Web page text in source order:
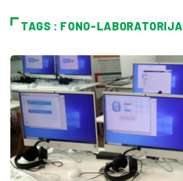
TAGS : FONO-LABORATORIJA